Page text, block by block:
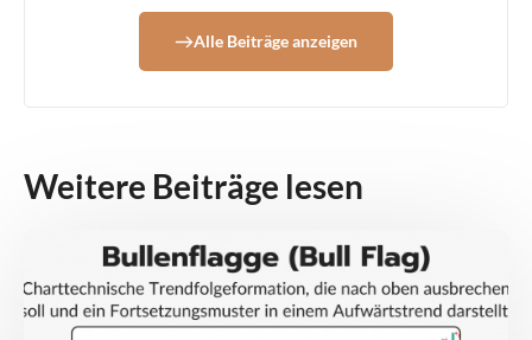
Alle Beiträge anzeigen
Weitere Beiträge lesen